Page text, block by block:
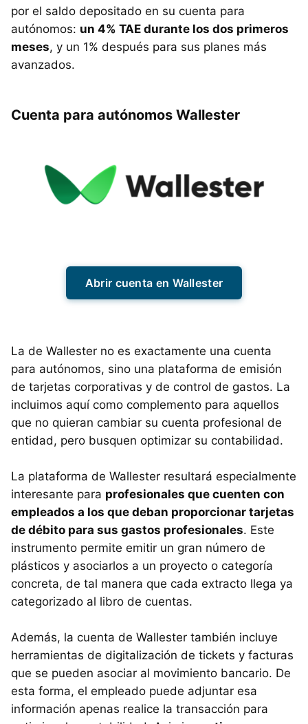
por el saldo depositado en su cuenta para
autónomos: un 4% TAE durante los dos primeros
meses, y un 1% después para sus planes más
avanzados.
Cuenta para autónomos Wallester
Abrir cuenta en Wallester
La de Wallester no es exactamente una cuenta
para autónomos, sino una plataforma de emisión
de tarjetas corporativas y de control de gastos. La
incluimos aquí como complemento para aquellos
que no quieran cambiar su cuenta profesional de
entidad, pero busquen optimizar su contabilidad.
La plataforma de Wallester resultará especialmente
interesante para profesionales que cuenten con
empleados a los que deban proporcionar tarjetas
de débito para sus gastos profesionales. Este
instrumento permite emitir un gran número de
plásticos y asociarlos a un proyecto o categoría
concreta, de tal manera que cada extracto llega ya
categorizado al libro de cuentas.
Además, la cuenta de Wallester también incluye
herramientas de digitalización de tickets y facturas
que se pueden asociar al movimiento bancario. De
esta forma, el empleado puede adjuntar esa
información apenas realice la transacción para